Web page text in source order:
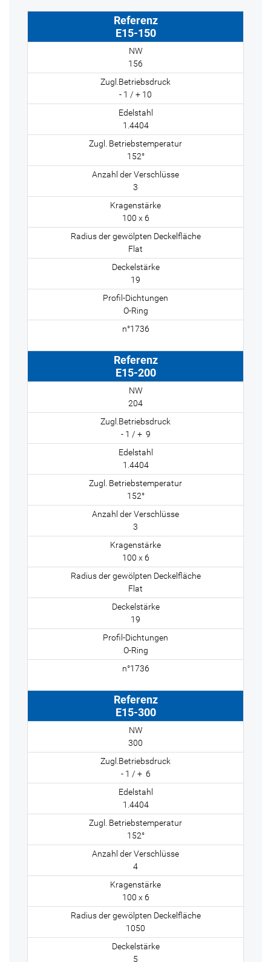
E15-150
156
- 1 / + 10
1.4404
152°
3
100 x 6
Flat
19
O-Ring
E15-200
204
- 1 / + 9
1.4404
152°
3
100 x 6
Flat
19
O-Ring
E15-300
300
- 1 / + 6
1.4404
152°
4
100 x 6
1050
5